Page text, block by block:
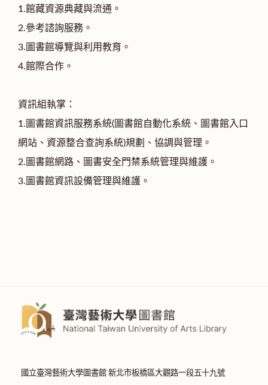
1.館藏資源典藏與流通。
2.參考諮詢服務。
3.圖書館導覽與利用教育。
4.館際合作。
資訊組執掌：
1.圖書館資訊服務系統(圖書館自動化系統、圖書館入口
網站、資源整合查詢系統)規劃、協調與管理。
2.圖書館網路、圖書安全門禁系統管理與維護。
3.圖書館資訊設備管理與維護。
國立臺灣藝術大學圖書館 新北市板橋區大觀路一段五十九號